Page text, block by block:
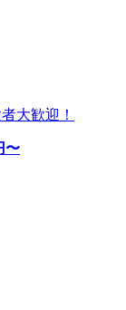
大歓迎！
〜